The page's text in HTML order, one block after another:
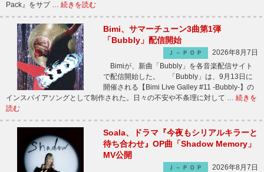
Pack』をサプ … 続きを読む
Bimi、サマーチューン3曲第1弾
「Bubbly」配信開始
Ｊ－ＰＯＰ
2026年8月7日
Bimiが、新曲「Bubbly」を各音楽配信サイト
で配信開始した。 「Bubbly」は、9月13日に
開催される【Bimi Live Galley #11 -Bubbly-】の
インスパイアソングとして制作された。日々の不安や不条理に対して … 続きを
読む
Soala、ドラマ『今夜もシリアルキラーと
待ち合わせ』OP曲「Shadow Memory」
MV公開
Ｊ－ＰＯＰ
2026年8月7日